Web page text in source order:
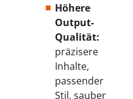
Höhere
Output-
Qualität:
präzisere
Inhalte,
passender
Stil, sauber